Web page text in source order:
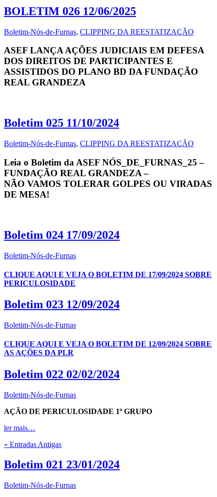
BOLETIM 026 12/06/2025
Boletim-Nós-de-Furnas, CLIPPING DA REESTATIZAÇÃO
ASEF LANÇA AÇÕES JUDICIAIS EM DEFESA
DOS DIREITOS DE PARTICIPANTES E
ASSISTIDOS DO PLANO BD DA FUNDAÇÃO
REAL GRANDEZA
Boletim 025 11/10/2024
Boletim-Nós-de-Furnas, CLIPPING DA REESTATIZAÇÃO
Leia o Boletim da ASEF NÓS_DE_FURNAS_25 –
FUNDAÇÃO REAL GRANDEZA –
NÃO VAMOS TOLERAR GOLPES OU VIRADAS
DE MESA!
Boletim 024 17/09/2024
Boletim-Nós-de-Furnas
CLIQUE AQUI E VEJA O BOLETIM DE 17/09/2024 SOBRE
PERICULOSIDADE
Boletim 023 12/09/2024
Boletim-Nós-de-Furnas
CLIQUE AQUI E VEJA O BOLETIM DE 12/09/2024 SOBRE
AS AÇÕES DA PLR
Boletim 022 02/02/2024
Boletim-Nós-de-Furnas
AÇÃO DE PERICULOSIDADE 1º GRUPO
ler mais…
« Entradas Antigas
Boletim 021 23/01/2024
Boletim-Nós-de-Furnas